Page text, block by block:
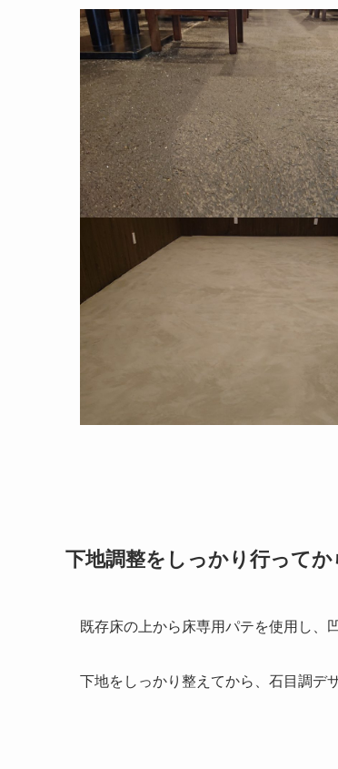
下地調整をしっかり行って
既存床の上から床専用パテを使用し、
下地をしっかり整えてから、石目調デ